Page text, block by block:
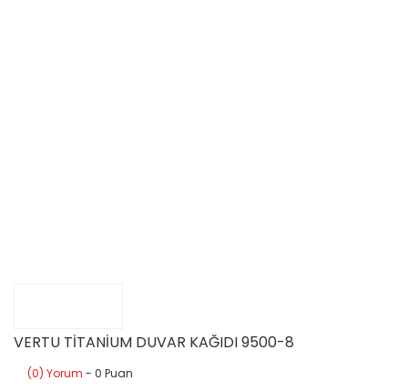
VERTU TİTANİUM DUVAR KAĞIDI 9500-8
(0) Yorum - 0 Puan